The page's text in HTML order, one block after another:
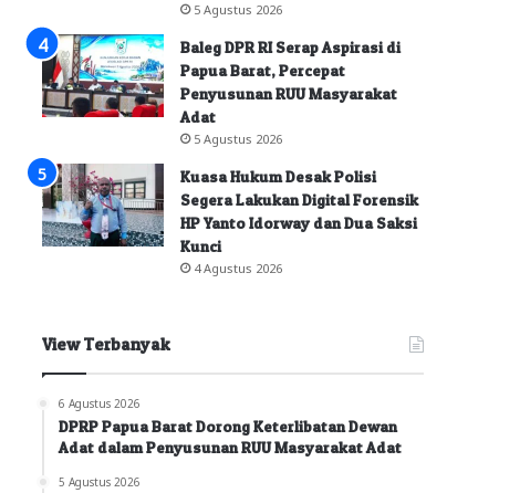
5 Agustus 2026
Baleg DPR RI Serap Aspirasi di
Papua Barat, Percepat
Penyusunan RUU Masyarakat
Adat
5 Agustus 2026
Kuasa Hukum Desak Polisi
Segera Lakukan Digital Forensik
HP Yanto Idorway dan Dua Saksi
Kunci
4 Agustus 2026
View Terbanyak
6 Agustus 2026
DPRP Papua Barat Dorong Keterlibatan Dewan
Adat dalam Penyusunan RUU Masyarakat Adat
5 Agustus 2026